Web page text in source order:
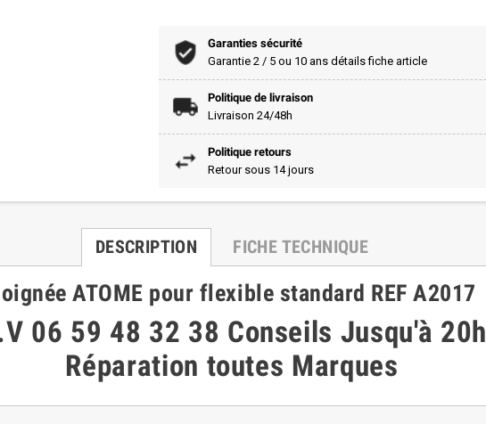
Garanties sécurité
Garantie 2 / 5 ou 10 ans détails fiche article
Politique de livraison
Livraison 24/48h
Politique retours
Retour sous 14 jours
DESCRIPTION FICHE TECHNIQUE
ATOME pour flexible standard REF A2017
06 59 48 32 38 Conseils Jusqu'à 20h
Réparation toutes Marques